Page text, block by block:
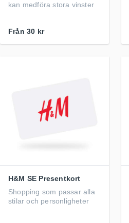
kan medföra stora vinster
Från 30 kr
H&M SE Presentkort
Shopping som passar alla
stilar och personligheter